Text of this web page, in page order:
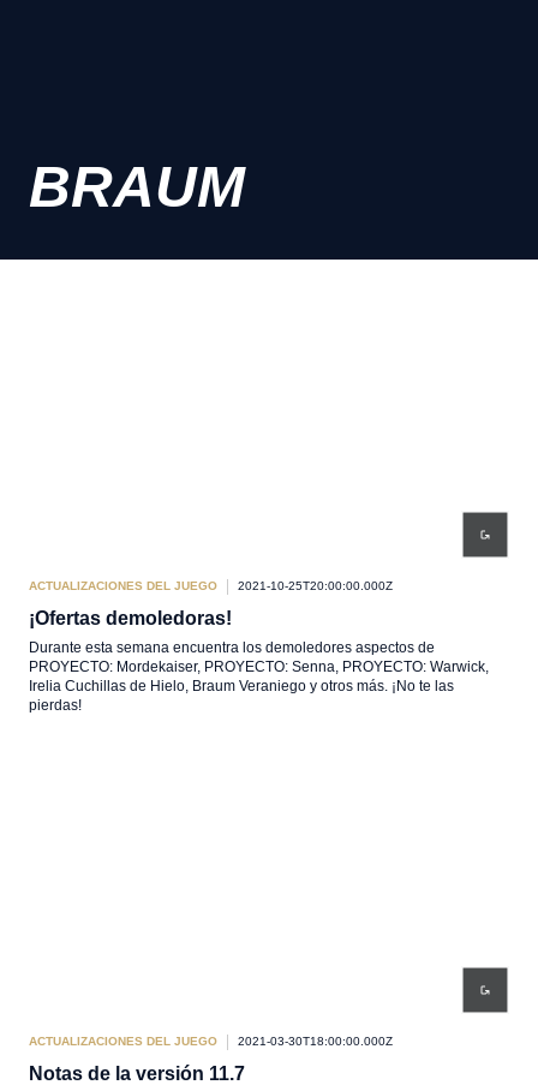
BRAUM
ACTUALIZACIONES DEL JUEGO 2021-10-25T20:00:00.000Z
¡Ofertas demoledoras!
Durante esta semana encuentra los demoledores aspectos de
PROYECTO: Mordekaiser, PROYECTO: Senna, PROYECTO: Warwick,
Irelia Cuchillas de Hielo, Braum Veraniego y otros más. ¡No te las
pierdas!
ACTUALIZACIONES DEL JUEGO 2021-03-30T18:00:00.000Z
Notas de la versión 11.7